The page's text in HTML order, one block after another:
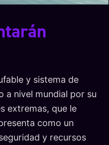
y sistema de
a nivel mundial por su
extremas, que le
como un
y recursos